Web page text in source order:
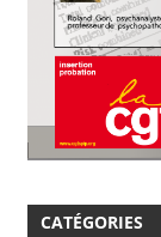
CATÉGORIES